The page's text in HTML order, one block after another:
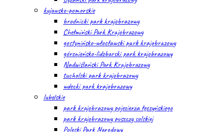
kujawsko-pomorskie
brodnicki park krajobrazowy
Chełmiński Park Krajobrazowy
gostynińsko-włocławski park krajobrazowy
górznieńsko-lidzbarski park krajobrazowy
Nadwiślański Park Krajobrazowy
tucholski park krajobrazowy
wdecki park krajobrazowy
lubelskie
park krajobrazowy pojezierza łęczyńskiego
park krajobrazowy puszczy solskiej
Poleski Park Narodowy